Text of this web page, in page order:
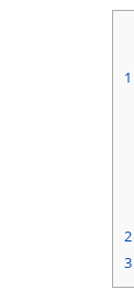
1
2
3